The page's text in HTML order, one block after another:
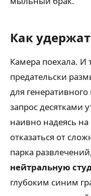
Как
Камера поехала. И
предательски
для
запрос десятками
наивно надеясь
отказаться от
парка
нейтральную
глубоким синим